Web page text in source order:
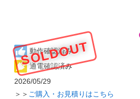
SOLDOUT
動作確認済み
通電確認済み
2026/05/29
＞＞ ご購入・お見積りはこちら